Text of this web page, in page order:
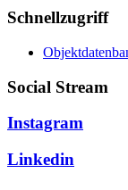
Schnellzugriff
Social Stream
Instagram
Linkedin